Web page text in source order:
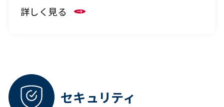
詳しく見る
セキュリティ